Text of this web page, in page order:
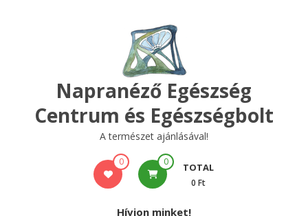
Napranéző Egészség
Centrum és Egészségbolt
A természet ajánlásával!
0 0 TOTAL
0 Ft
Hívjon minket!